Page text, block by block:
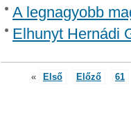
A legnagyobb
Elhunyt Hernádi
« Első Előző 61